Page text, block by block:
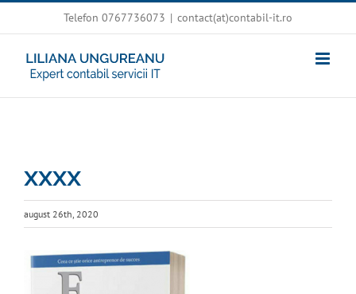
to
content
Telefon 0767736073 | contact(at)contabil-it.ro
xxxx
august 26th, 2020